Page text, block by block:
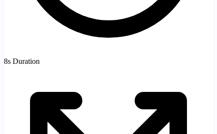
8s Duration